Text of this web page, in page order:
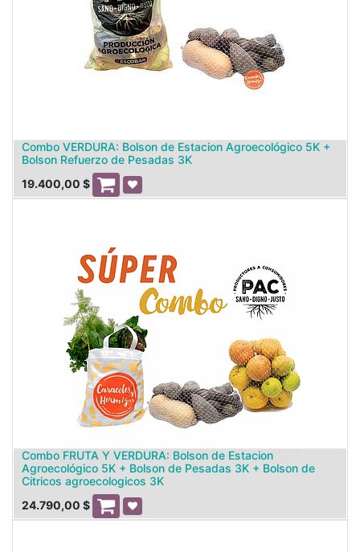
Combo VERDURA: Bolson de Estacion Agroecológico 5K +
Bolson Refuerzo de Pesadas 3K
19.400,00 $
Combo FRUTA Y VERDURA: Bolson de Estacion
Agroecológico 5K + Bolson de Pesadas 3K + Bolson de
Citricos agroecologicos 3K
24.790,00 $